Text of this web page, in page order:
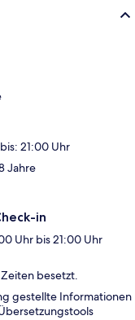
21:00 Uhr
Jahre
in
Uhr bis 21:00 Uhr
besetzt.
gestellte Informationen